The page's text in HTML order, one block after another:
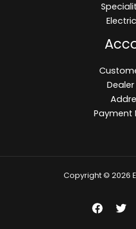
Payment
Copyright © 2026